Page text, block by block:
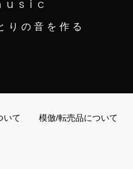
りの音を作る
いて 模倣/転売品について